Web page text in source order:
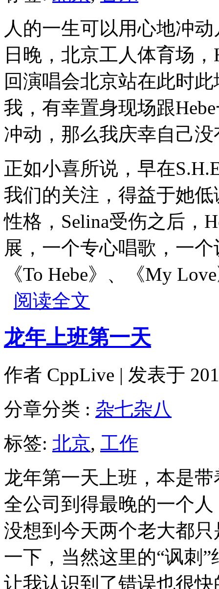
人的一生可以用心地冲
日晚，北京工人体育场
回演唱会北京站在此时
我，有幸置身现场跟
冲动，那么我庆幸自己
正如小喜所说，早在
我们的关注，得益于她
性格，Selina受伤之后，
展，一个专心唱歌，一
《To Hebe》、《My
阅读全文
龙年上班第一天
作者 CppLive | 发表于
分章分类 : 杂七杂八
标签: 北京, 工作
龙年第一天上班，本是
全公司到得最晚的一个
没想到今天两个老大都
一下，当然这里的“讽刺
让我认识到了错误也很